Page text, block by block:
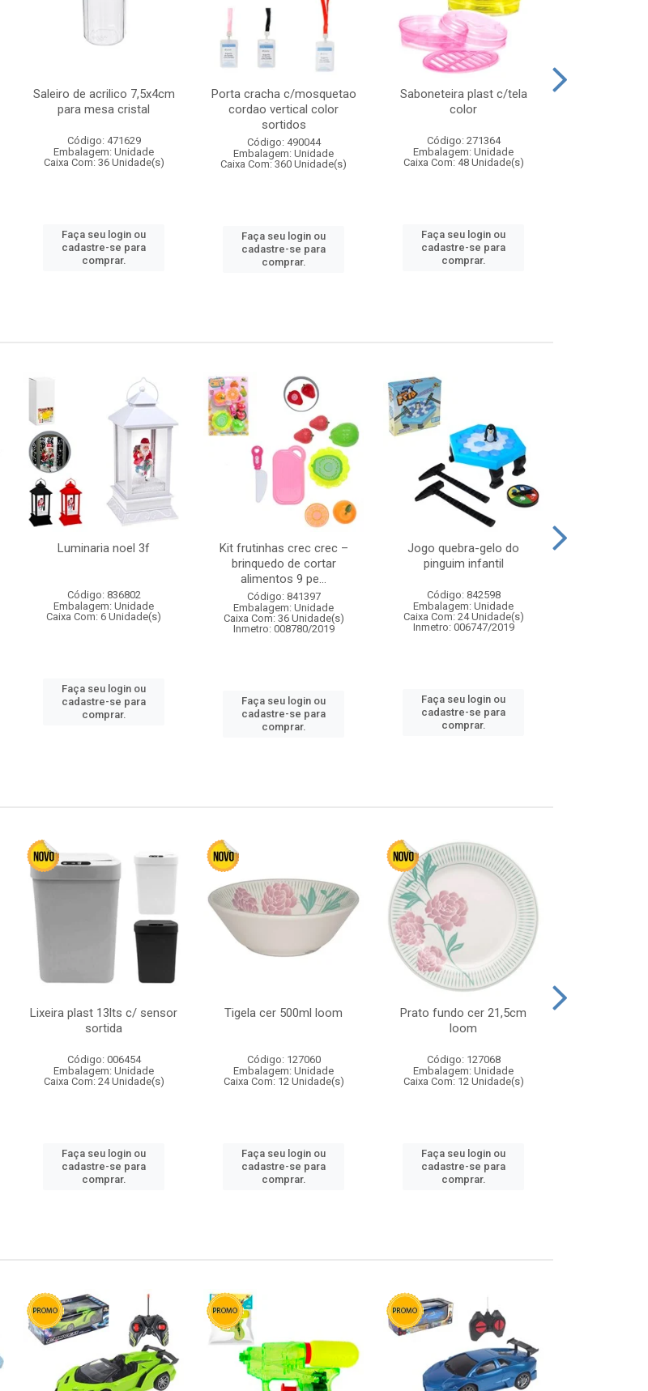
Saleiro de acrilico 7,5x4cm
para mesa cristal
Código: 471629
Embalagem: Unidade
Caixa Com: 36 Unidade(s)
Faça seu login ou
cadastre-se para
comprar.
Porta cracha c/mosquetao
cordao vertical color
sortidos
Código: 490044
Embalagem: Unidade
Caixa Com: 360 Unidade(s)
Faça seu login ou
cadastre-se para
comprar.
Saboneteira plast c/tela
color
Código: 271364
Embalagem: Unidade
Caixa Com: 48 Unidade(s)
Faça seu login ou
cadastre-se para
comprar.
Luminaria noel 3f
Código: 836802
Embalagem: Unidade
Caixa Com: 6 Unidade(s)
Faça seu login ou
cadastre-se para
comprar.
Kit frutinhas crec crec –
brinquedo de cortar
alimentos 9 pe...
Código: 841397
Embalagem: Unidade
Caixa Com: 36 Unidade(s)
Inmetro: 008780/2019
Faça seu login ou
cadastre-se para
comprar.
Jogo quebra-gelo do
pinguim infantil
Código: 842598
Embalagem: Unidade
Caixa Com: 24 Unidade(s)
Inmetro: 006747/2019
Faça seu login ou
cadastre-se para
comprar.
Lixeira plast 13lts c/ sensor
sortida
Código: 006454
Embalagem: Unidade
Caixa Com: 24 Unidade(s)
Faça seu login ou
cadastre-se para
comprar.
Tigela cer 500ml loom
Código: 127060
Embalagem: Unidade
Caixa Com: 12 Unidade(s)
Faça seu login ou
cadastre-se para
comprar.
Prato fundo cer 21,5cm
loom
Código: 127068
Embalagem: Unidade
Caixa Com: 12 Unidade(s)
Faça seu login ou
cadastre-se para
comprar.